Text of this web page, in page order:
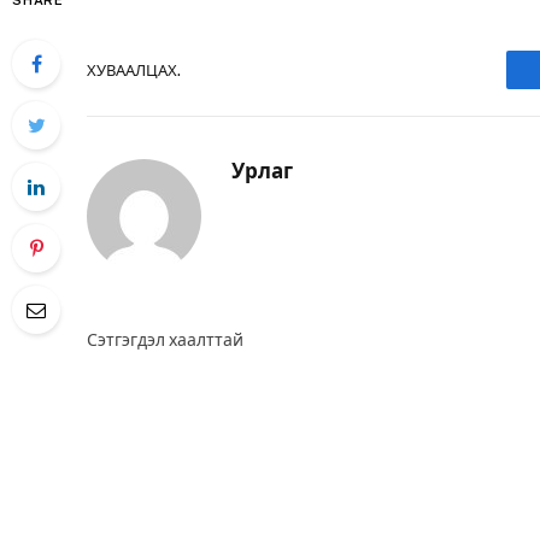
ХУВААЛЦАХ.
Урлаг
Сэтгэгдэл хаалттай